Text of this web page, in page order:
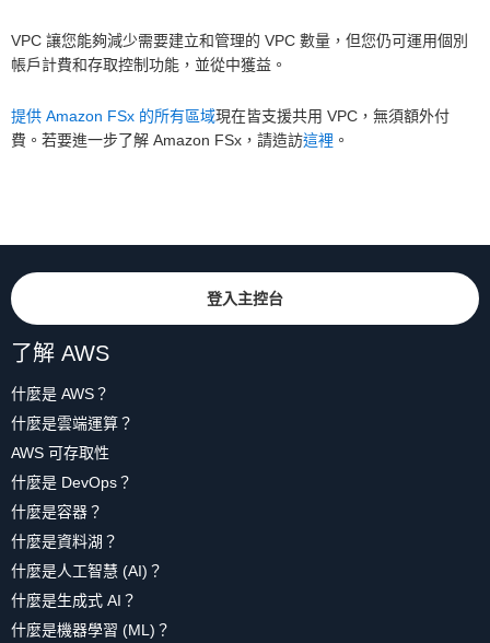
VPC 讓您能夠減少需要建立和管理的 VPC 數量，但您仍可運用個別
帳戶計費和存取控制功能，並從中獲益。
提供 Amazon FSx 的所有區域現在皆支援共用 VPC，無須額外付
費。若要進一步了解 Amazon FSx，請造訪這裡 。
登入主控台
了解 AWS
什麼是 AWS？
什麼是雲端運算？
AWS 可存取性
什麼是 DevOps？
什麼是容器？
什麼是資料湖？
什麼是人工智慧 (AI)？
什麼是生成式 AI？
什麼是機器學習 (ML)？